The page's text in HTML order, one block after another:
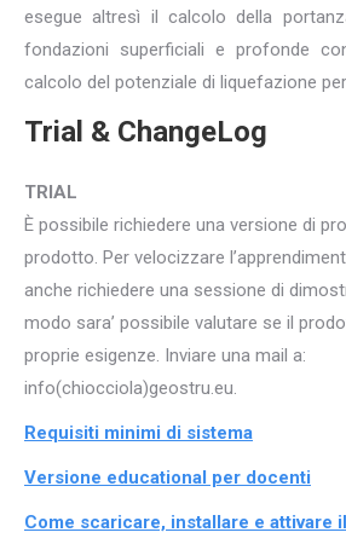
esegue altresì il calcolo della
fondazioni superficiali e profonde
calcolo del potenziale di liquefazione
Trial & ChangeLog
TRIAL
È possibile richiedere una versione di
prodotto. Per velocizzare
anche richiedere una sessione di
modo sara’ possibile valutare se il
proprie esigenze. Inviare una mail a:
info(chiocciola)geostru.eu.
Requisiti minimi di sistema
Versione educational per docenti
Come scaricare, installare e attivare